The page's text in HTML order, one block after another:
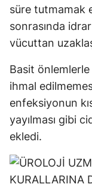
süre tutmamak
sonrasında
vücuttan
Basit
ihmal
enfeksiyonun
yayılması gibi
ekledi.